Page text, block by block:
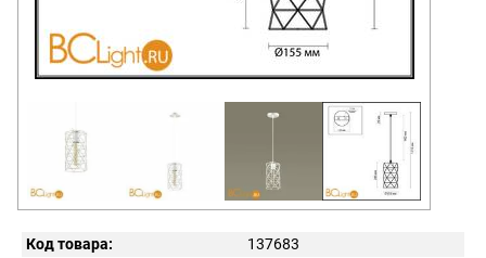
Код товара:
137683